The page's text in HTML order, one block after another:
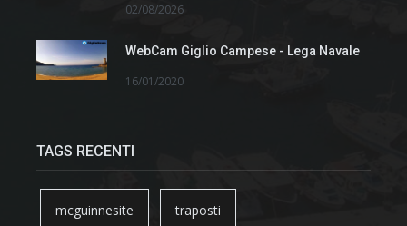
02/08/2026
WebCam Giglio Campese - Lega Navale
16/01/2020
TAGS RECENTI
mcguinnesite traposti